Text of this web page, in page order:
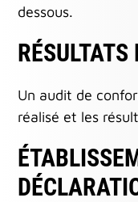
dessous.
RÉSULTATS
Un audit de
réalisé et les